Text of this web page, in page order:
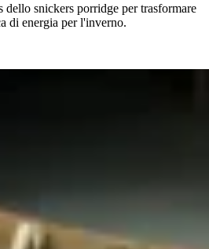
dello snickers porridge per trasformare
di energia per l'inverno.